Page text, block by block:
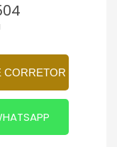
CORRETOR